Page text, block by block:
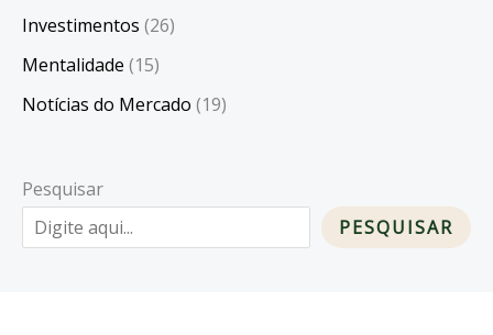
Investimentos (26)
Mentalidade (15)
Notícias do Mercado (19)
Pesquisar
PESQUISAR